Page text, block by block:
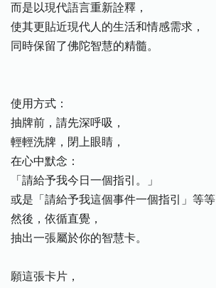
而是以現代語言重新詮釋，
使其更貼近現代人的生活和情感需求，
同時保留了佛陀智慧的精髓。
使用方式：
抽牌前，請先深呼吸，
輕輕洗牌，閉上眼睛，
在心中默念：
「請給予我今日一個指引。」
或是「請給予我這個事件一個指引」等等
然後，依循直覺，
抽出一張屬於你的智慧卡。
願這張卡片，